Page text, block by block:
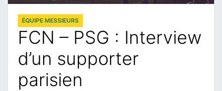
ÉQUIPE MESSIEURS
FCN – PSG : Interview
d’un supporter
parisien